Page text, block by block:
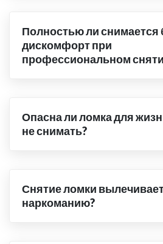
Полностью ли снимается
дискомфорт при
профессиональном
Опасна ли ломка для
не снимать?
Снятие ломки
наркоманию?